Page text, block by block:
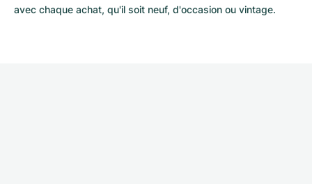
avec chaque achat, qu'il soit neuf, d'occasion ou vintage.